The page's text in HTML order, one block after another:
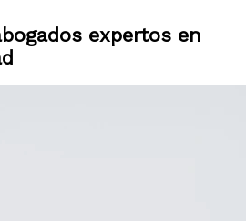
expertos en